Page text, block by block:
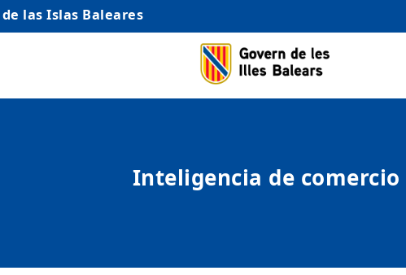
las Islas Baleares
Inteligencia de comercio